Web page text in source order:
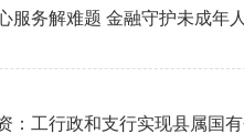
服务解难题 金融守护未成年
：工行政和支行实现县属国